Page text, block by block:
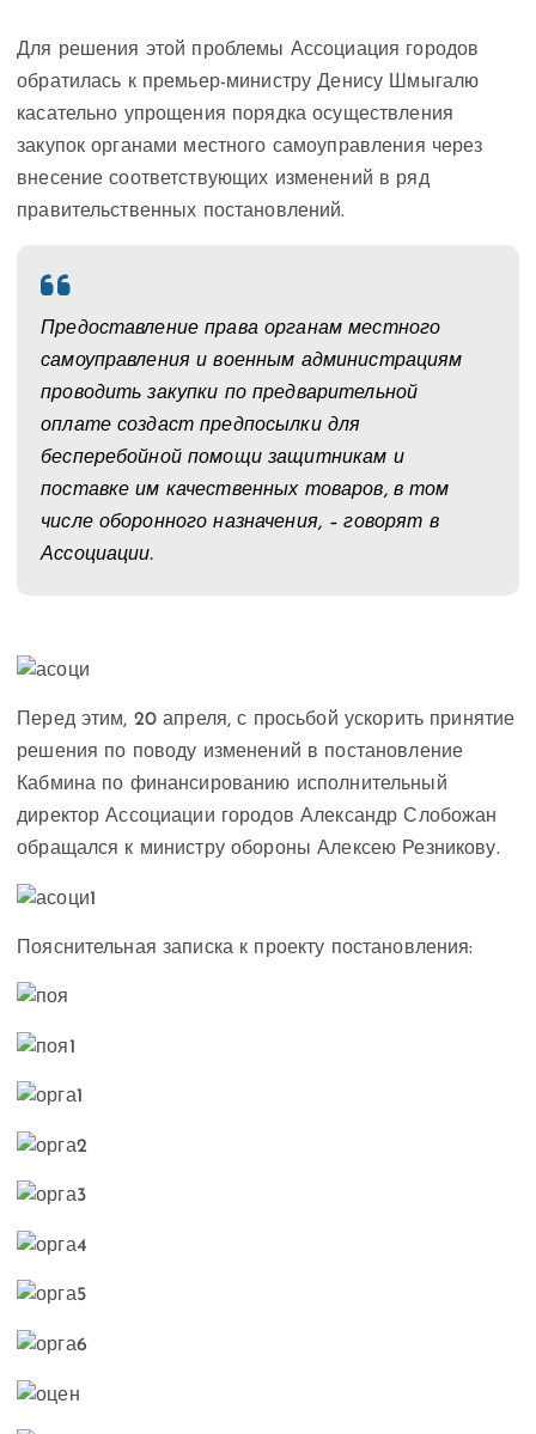
Для решения этой проблемы Ассоциация городов
обратилась к премьер-министру Денису Шмыгалю
касательно упрощения порядка осуществления
закупок органами местного самоуправления через
внесение соответствующих изменений в ряд
правительственных постановлений.
Предоставление права органам местного
самоуправления и военным администрациям
проводить закупки по предварительной
оплате создаст предпосылки для
бесперебойной помощи защитникам и
поставке им качественных товаров, в том
числе оборонного назначения, – говорят в
Ассоциации.
Перед этим, 20 апреля, с просьбой ускорить принятие
решения по поводу изменений в постановление
Кабмина по финансированию исполнительный
директор Ассоциации городов Александр Слобожан
обращался к министру обороны Алексею Резникову.
Пояснительная записка к проекту постановления: